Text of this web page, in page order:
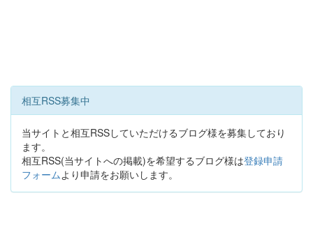
相互RSS募集中
当サイトと相互RSSしていただけるブログ様を募集しており
ます。
相互RSS(当サイトへの掲載)を希望するブログ様は登録申請
フォームより申請をお願いします。